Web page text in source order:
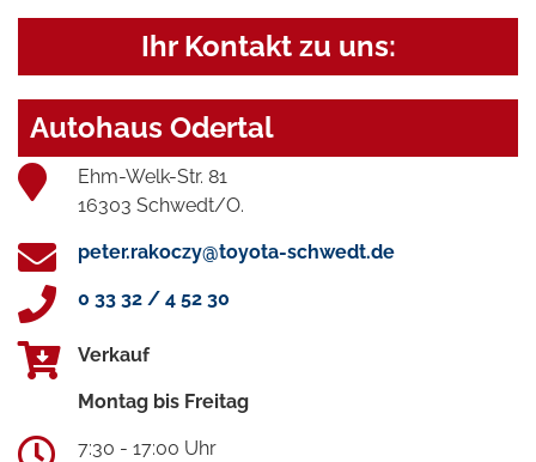
Ihr Kontakt zu uns:
Autohaus Odertal
Ehm-Welk-Str. 81
16303 Schwedt/O.
peter.rakoczy@toyota-schwedt.de
0 33 32 / 4 52 30
Verkauf
Montag bis Freitag
7:30 - 17:00 Uhr